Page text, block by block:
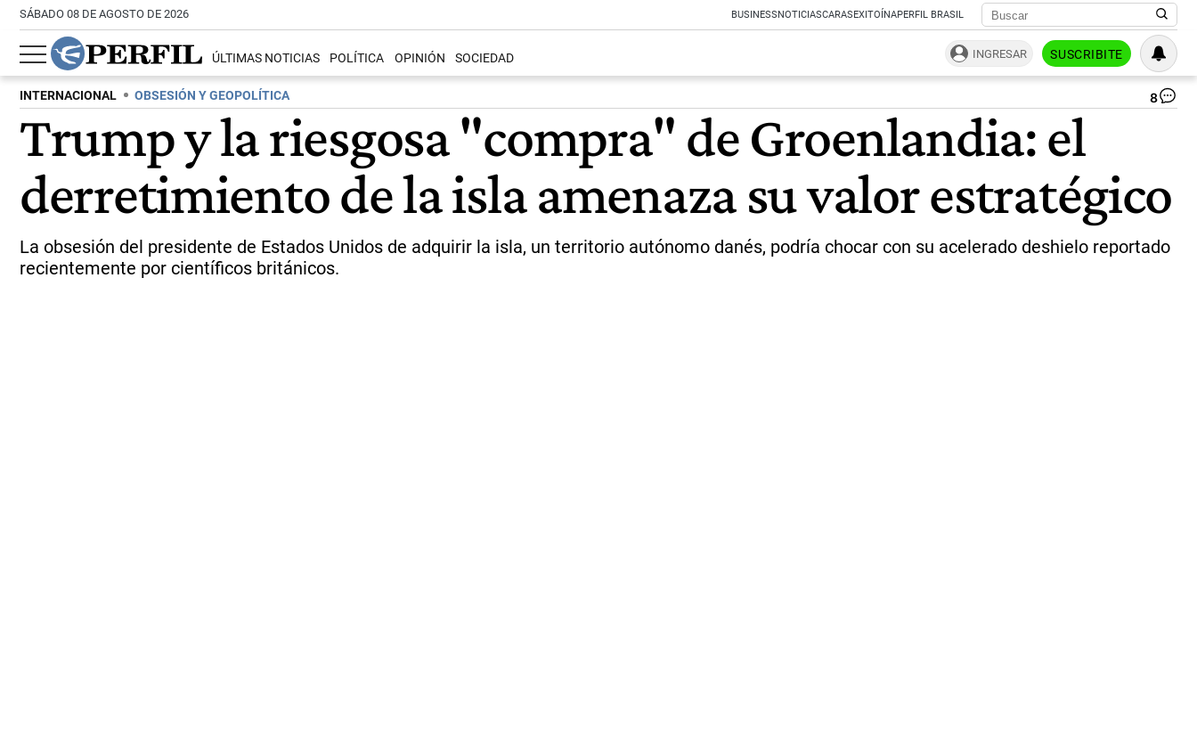
SÁBADO 08 DE AGOSTO DE 2026 BUSINESSNOTICIASCARASEXITOÍNAPERFIL BRASIL
ÚLTIMAS NOTICIAS POLÍTICA OPINIÓN SOCIEDAD INGRESAR SUSCRIBITE
INTERNACIONAL OBSESIÓN Y GEOPOLÍTICA 8
Trump y la riesgosa "compra" de Groenlandia: el
derretimiento de la isla amenaza su valor estratégico
La obsesión del presidente de Estados Unidos de adquirir la isla, un territorio autónomo danés, podría chocar con su acelerado deshielo reportado
recientemente por científicos británicos.